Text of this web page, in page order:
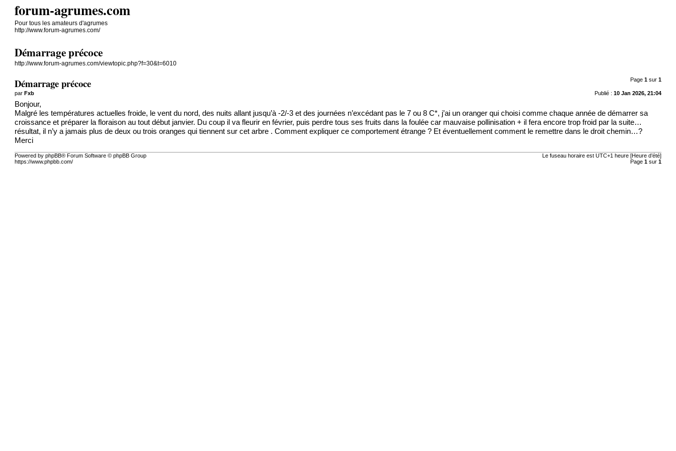
forum-agrumes.com
Pour tous les amateurs d'agrumes
http://www.forum-agrumes.com/
Démarrage précoce
http://www.forum-agrumes.com/viewtopic.php?f=30&t=6010
Page 1sur 1
Démarrage précoce
Publié : 10 Jan 2026, 21:04
parFxb
Bonjour,
Malgré les températures actuelles froide, le vent du nord, des nuits allant jusqu’à -2/-3 et des journées n’excédant pas le 7 ou 8 C*, j’ai un oranger qui choisi comme chaque année de démarrer sa
croissance et préparer la floraison au tout début janvier. Du coup il va fleurir en février, puis perdre tous ses fruits dans la foulée car mauvaise pollinisation + il fera encore trop froid par la suite…
résultat, il n’y a jamais plus de deux ou trois oranges qui tiennent sur cet arbre . Comment expliquer ce comportement étrange ? Et éventuellement comment le remettre dans le droit chemin…?
Merci
Le fuseau horaire est UTC+1 heure [Heure d’été]
Page 1sur 1
Powered by phpBB® Forum Software © phpBB Group
https://www.phpbb.com/